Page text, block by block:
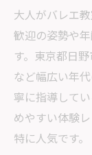
両立しや
バレ
変化
趣味
ア
大人
魅力
大人がバレエ
歓迎の姿勢や
す。東京都日
など幅広い年
寧に指導して
めやすい体験
特に人気です。